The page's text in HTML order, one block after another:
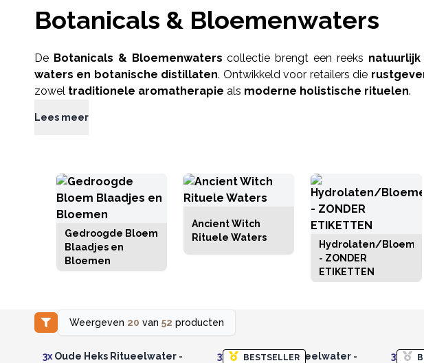
Botanicals & Bloemenwaters
De Botanicals & Bloemenwaters collectie brengt een reeks
waters en botanische distillaten. Ontwikkeld voor retailers die
zowel traditionele aromatherapie als moderne holistische rituelen.
Lees meer
Gedroogde Bloem
Blaadjes en
Bloemen
Ancient Witch
Rituele Waters
Hydrolaten/
- ZONDER
ETIKETTEN
Weergeven 20 van 52 producten
Log in of registreer u voor
groothandelsprijzen.
3x Oude Heks Ritueelwater -
BESTSELLER
3x Oude Heks Ritueelwater -
3x